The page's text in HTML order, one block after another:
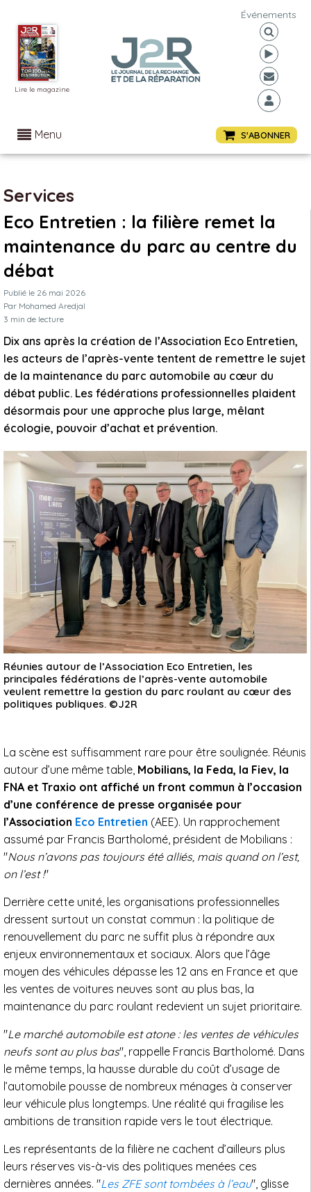
Lire le magazine
Événements
Menu S'ABONNER
Services
Eco Entretien : la filière remet la
maintenance du parc au centre du
débat
Publié le 26 mai 2026
Par Mohamed Aredjal
3 min de lecture
Dix ans après la création de l’Association Eco Entretien,
les acteurs de l’après-vente tentent de remettre le sujet
de la maintenance du parc automobile au cœur du
débat public. Les fédérations professionnelles plaident
désormais pour une approche plus large, mêlant
écologie, pouvoir d’achat et prévention.
Réunies autour de l’Association Eco Entretien, les
principales fédérations de l’après-vente automobile
veulent remettre la gestion du parc roulant au cœur des
politiques publiques. ©J2R
La scène est suffisamment rare pour être soulignée. Réunis
autour d’une même table, Mobilians, la Feda, la Fiev, la
FNA et Traxio ont affiché un front commun à l’occasion
d’une conférence de presse organisée pour
l’Association Eco Entretien (AEE). Un rapprochement
assumé par Francis Bartholomé, président de Mobilians :
"Nous n’avons pas toujours été alliés, mais quand on l’est,
on l’est !"
Derrière cette unité, les organisations professionnelles
dressent surtout un constat commun : la politique de
renouvellement du parc ne suffit plus à répondre aux
enjeux environnementaux et sociaux. Alors que l’âge
moyen des véhicules dépasse les 12 ans en France et que
les ventes de voitures neuves sont au plus bas, la
maintenance du parc roulant redevient un sujet prioritaire.
"Le marché automobile est atone : les ventes de véhicules
neufs sont au plus bas", rappelle Francis Bartholomé. Dans
le même temps, la hausse durable du coût d’usage de
l’automobile pousse de nombreux ménages à conserver
leur véhicule plus longtemps. Une réalité qui fragilise les
ambitions de transition rapide vers le tout électrique.
Les représentants de la filière ne cachent d’ailleurs plus
leurs réserves vis-à-vis des politiques menées ces
dernières années. "Les ZFE sont tombées à l’eau", glisse